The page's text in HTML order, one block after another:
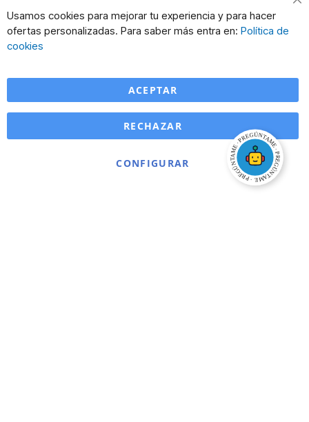
Usamos cookies para mejorar tu experiencia y para hacer
ofertas personalizadas. Para saber más entra en: Política de
cookies
ACEPTAR
CONFIGURAR
RECHAZAR